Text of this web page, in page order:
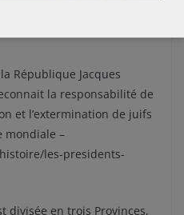
République Jacques
la responsabilité de
et l’extermination de juifs
mondiale –
les-presidents-
divisée en trois Provinces,